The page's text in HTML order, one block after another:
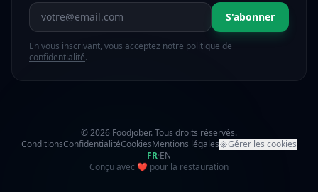
Adresse email S'abonner
En vous inscrivant, vous acceptez notre politique de
confidentialité.
© 2026 Foodjober. Tous droits réservés.
ConditionsConfidentialitéCookiesMentions légales
Gérer les cookies
FR·EN
Conçu avec ❤ amour
pour la restauration